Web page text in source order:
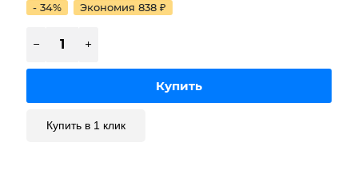
- 34%
Экономия 838 ₽
Купить в 1 клик